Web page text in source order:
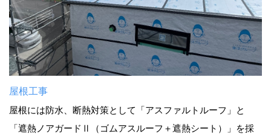
屋根工事
屋根には防水、断熱対策として「アスファルトルーフ」と
「遮熱ノアガードⅡ（ゴムアスルーフ＋遮熱シート）」を採